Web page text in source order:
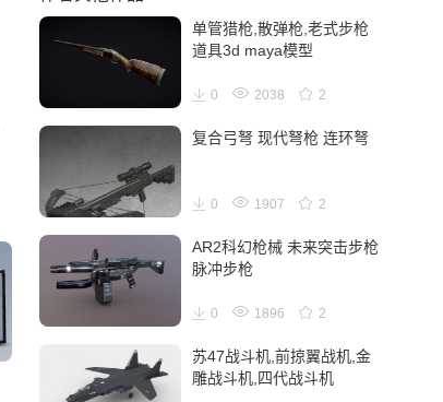
单管猎枪,散弹枪,老式步枪
道具3d maya模型
0 2038 2
复合弓弩 现代弩枪 连环弩
0 1907 2
AR2科幻枪械 未来突击步枪
脉冲步枪
0 1896 2
苏47战斗机,前掠翼战机,金
雕战斗机,四代战斗机